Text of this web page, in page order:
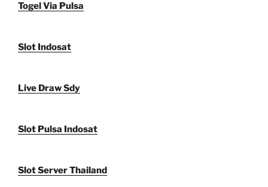
Togel Via Pulsa
Slot Indosat
Live Draw Sdy
Slot Pulsa Indosat
Slot Server Thailand